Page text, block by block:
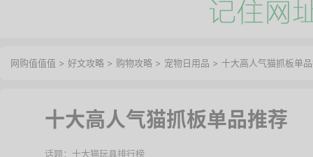
网购值值值 > 好文攻略 > 购物攻略 > 宠物日用品 > 十大高人气猫抓板单
十大高人气猫抓板单品推荐
十大猫玩具排行榜